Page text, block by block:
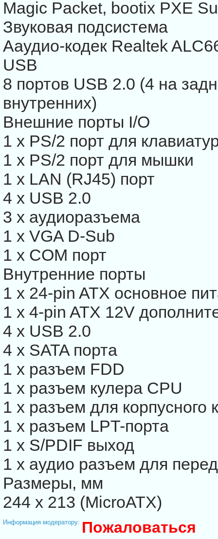
Magic Packet, bootix PXE
Звуковая подсистема
Ааудио-кодек Realtek
USB
8 портов USB 2.0 (4 на
внутренних)
Внешние порты I/O
1 x PS/2 порт для
1 х PS/2 порт для мышки
1 x LAN (RJ45) порт
4 x USB 2.0
3 х аудиоразъема
1 x VGA D-Sub
1 x COM порт
Внутренние порты
1 x 24-pin ATX основное
1 x 4-pin ATX 12V
4 x USB 2.0
4 x SATA порта
1 x разъем FDD
1 x разъем кулера CPU
1 x разъем для корпусного
1 х разъем LPT-порта
1 х S/PDIF выход
1 x аудио разъем для
Размеры, мм
244 х 213 (MicroATX)
Информация модератору: Пожаловаться